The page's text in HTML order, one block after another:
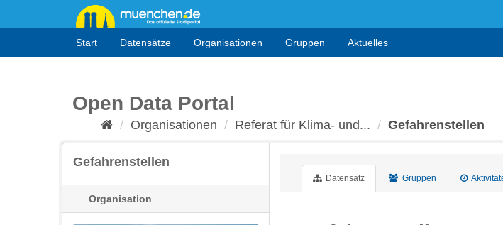
Start Datensätze Organisationen Gruppen Aktuelles
Open Data Portal
Organisationen Referat für Klima- und... Gefahrenstellen
Gefahrenstellen
Organisation
Datensatz Gruppen